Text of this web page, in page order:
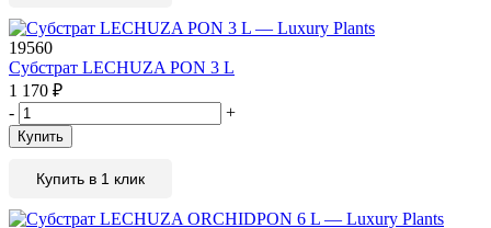
19560
Субстрат LECHUZA PON 3 L
1 170 ₽
-
+
Купить
Купить в 1 клик